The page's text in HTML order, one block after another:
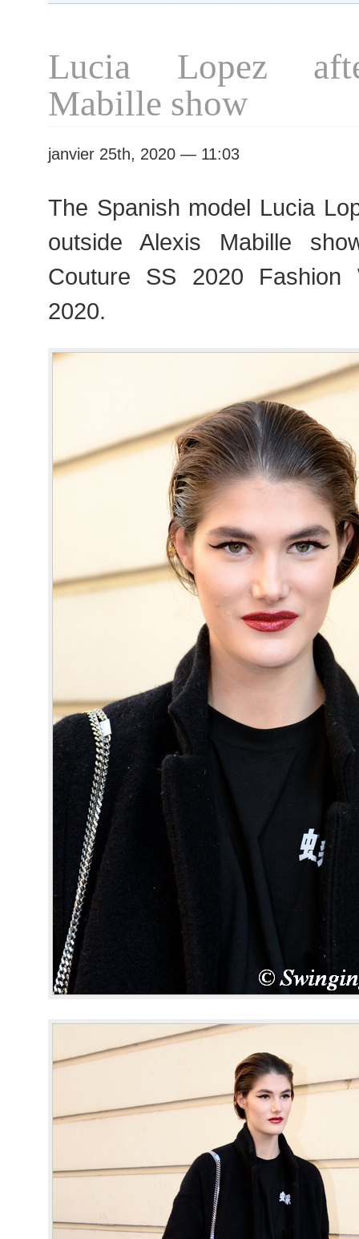
Lucia Lopez
Mabille show
janvier 25th, 2020 — 11:03
The Spanish model Lucia
outside Alexis Mabille
Couture SS 2020 Fashion
2020.